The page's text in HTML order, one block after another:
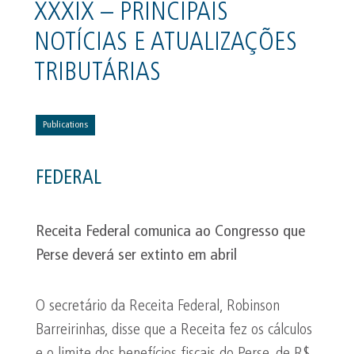
XXXIX – PRINCIPAIS
NOTÍCIAS E ATUALIZAÇÕES
TRIBUTÁRIAS
Publications
FEDERAL
Receita Federal comunica ao Congresso que
Perse deverá ser extinto em abril
O secretário da Receita Federal, Robinson
Barreirinhas, disse que a Receita fez os cálculos